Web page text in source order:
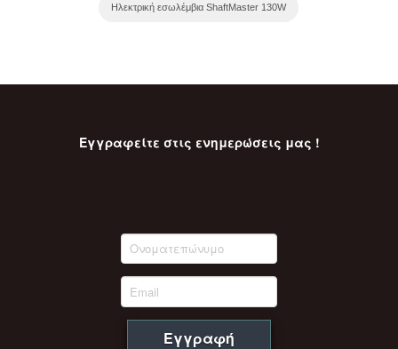
Ηλεκτρική εσωλέμβια ShaftMaster 130W
Εγγραφείτε στις ενημερώσεις μας !
Εγγραφή